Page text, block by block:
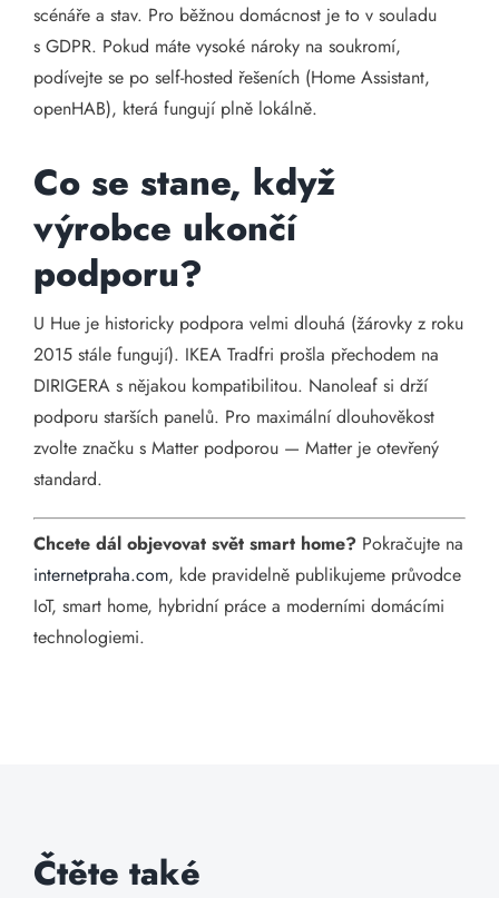
scénáře a stav. Pro běžnou domácnost je to v souladu
s GDPR. Pokud máte vysoké nároky na soukromí,
podívejte se po self-hosted řešeních (Home Assistant,
openHAB), která fungují plně lokálně.
Co se stane, když
výrobce ukončí
podporu?
U Hue je historicky podpora velmi dlouhá (žárovky z roku
2015 stále fungují). IKEA Tradfri prošla přechodem na
DIRIGERA s nějakou kompatibilitou. Nanoleaf si drží
podporu starších panelů. Pro maximální dlouhověkost
zvolte značku s Matter podporou — Matter je otevřený
standard.
Chcete dál objevovat svět smart home? Pokračujte na
internetpraha.com, kde pravidelně publikujeme průvodce
IoT, smart home, hybridní práce a moderními domácími
technologiemi.
Čtěte také